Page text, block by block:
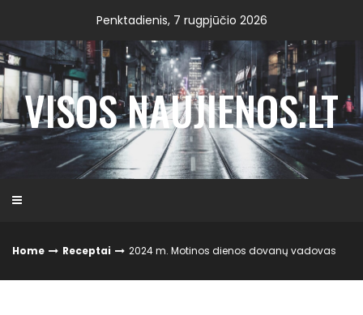
content
Penktadienis, 7 rugpjūčio 2026
VISOS NAUJIENOS.LT
Home Receptai 2024 m. Motinos dienos dovanų vadovas